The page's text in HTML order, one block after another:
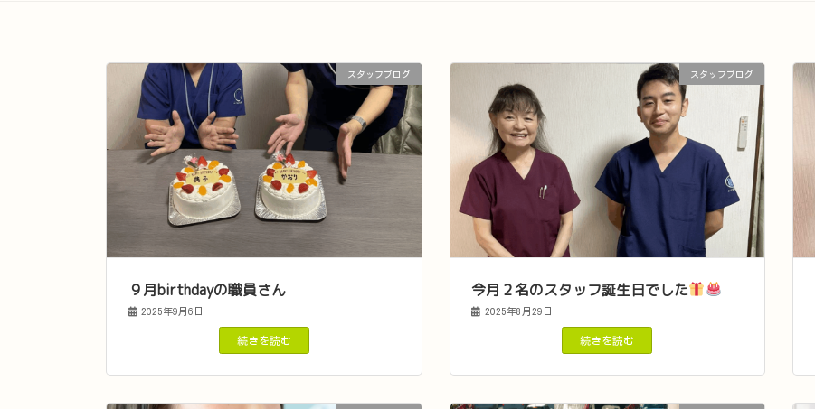
スタッフブログ
９月birthdayの職員さん
2025年9月6日
続きを読む
スタッフブログ
今月２名のスタッフ誕生日でした
2025年8月29日
続きを読む